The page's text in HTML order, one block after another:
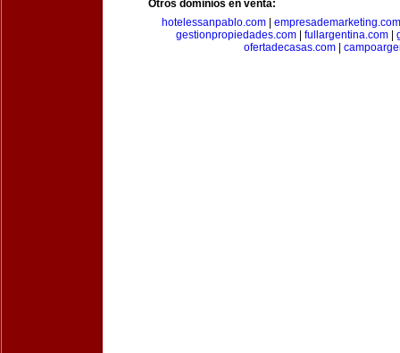
Otros dominios en venta:
hotelessanpablo.com| empresademarketing.com
gestionpropiedades.com
fullargentina.com
ofertadecasas.com|